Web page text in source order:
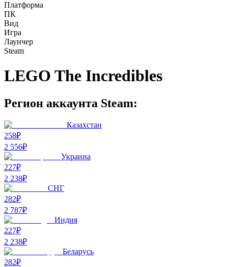
Платформа
ПК
Вид
Игра
Лаунчер
Steam
LEGO The Incredibles
Регион аккаунта Steam:
Казахстан
258₽
2 556₽
Украина
227₽
2 238₽
СНГ
282₽
2 787₽
Индия
227₽
2 238₽
Беларусь
282₽